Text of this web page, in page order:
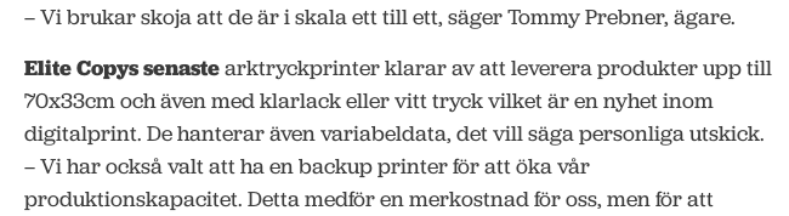
– Vi brukar skoja att de är i skala ett till ett, säger Tommy Prebner, ägare.
Elite Copys senastearktryckprinter klarar av att leverera produkter upp till
70x33cm och även med klarlack eller vitt tryck vilket är en nyhet inom
digitalprint. De hanterar även variabeldata, det vill säga personliga utskick.
– Vi har också valt att ha en backup printer för att öka vår
produktionskapacitet. Detta medför en merkostnad för oss, men för att